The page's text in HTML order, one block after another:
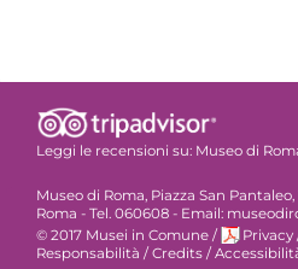
Leggi le recensioni su: Museo di
Museo di Roma, Piazza San
Roma - Tel. 060608 - Email:
© 2017 Musei in Comune / Privacy
Responsabilità / Credits /